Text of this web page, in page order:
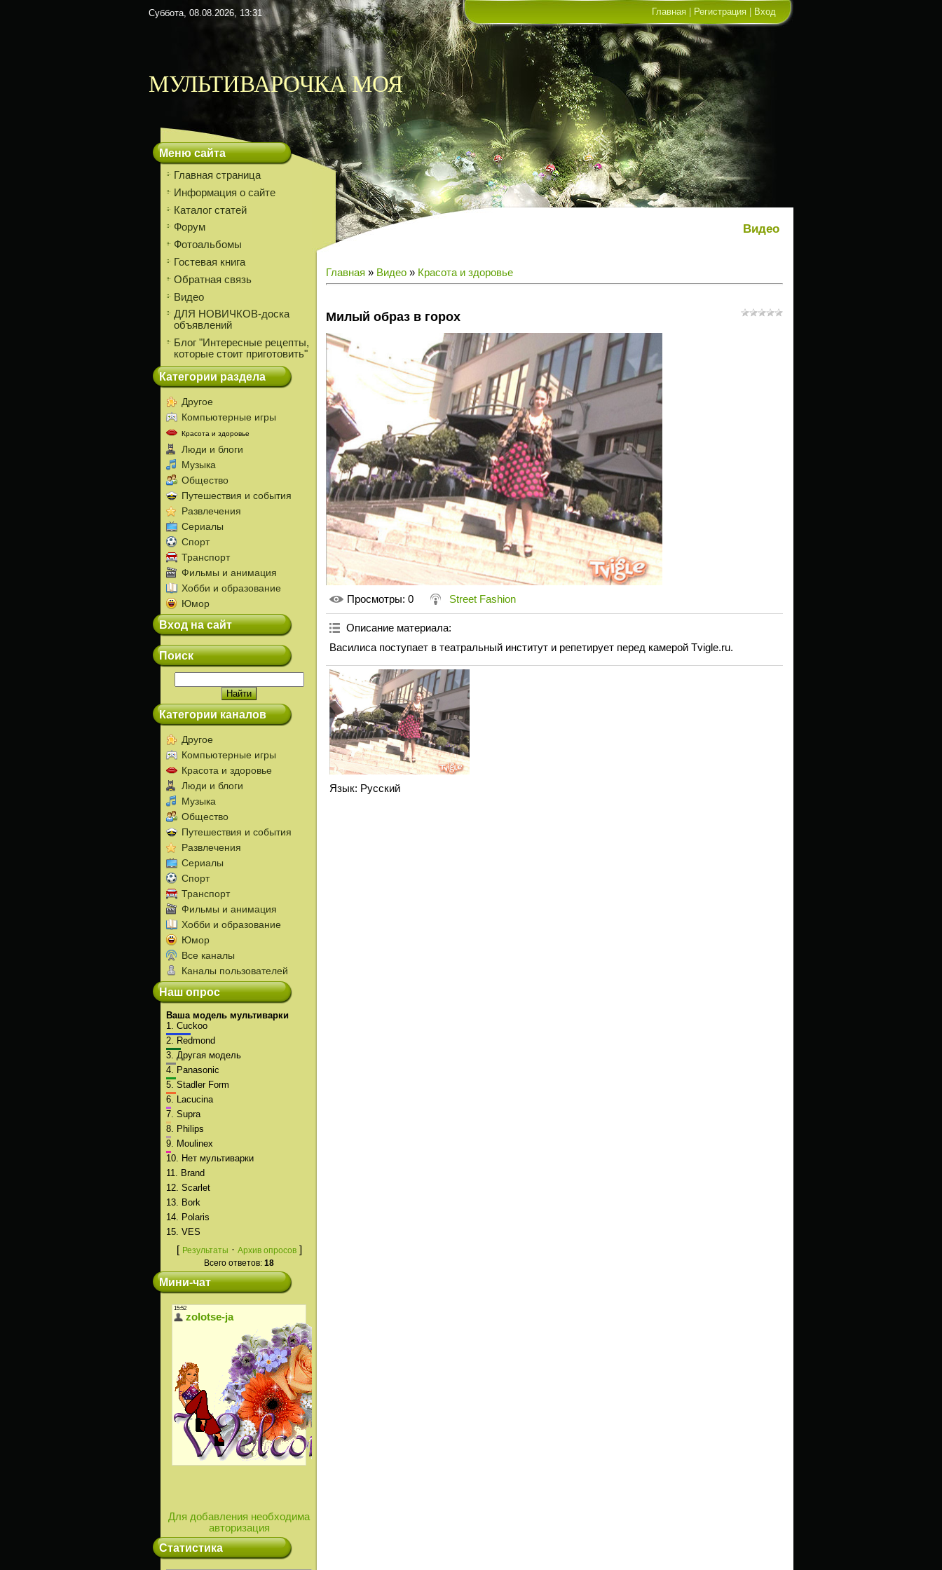
Суббота, 08.08.2026, 13:31 Главная Регистрация Вход
МУЛЬТИВАРОЧКА МОЯ
Меню сайта
Главная страница
Информация о сайте
Каталог статей
Форум
Фотоальбомы
Гостевая книга
Обратная связь
Видео
ДЛЯ НОВИЧКОВ-доска
объявлений
Блог "Интересные рецепты,
которые стоит приготовить"
Категории раздела
Другое
Компьютерные игры
Красота и здоровье
Люди и блоги
Музыка
Общество
Путешествия и события
Развлечения
Сериалы
Спорт
Транспорт
Фильмы и анимация
Хобби и образование
Юмор
Вход на сайт
Поиск
Категории каналов
Другое
Компьютерные игры
Красота и здоровье
Люди и блоги
Музыка
Общество
Путешествия и события
Развлечения
Сериалы
Спорт
Транспорт
Фильмы и анимация
Хобби и образование
Юмор
Все каналы
Каналы пользователей
Наш опрос
Ваша модель мультиварки
1. Cuckoo
2.
Redmond
3. Другая модель
4.
Panasonic
5. Stadler Form
6.
Lacucina
7. Supra
8.
Philips
9.
Moulinex
10.
Нет мультиварки
11.
Brand
12. Scarlet
13.
Bork
14.
Polaris
15. VES
[ Результаты · Архив опросов]
Всего ответов: 18
Мини-чат
Для добавления необходима
авторизация
Статистика
Видео
Главная » Видео » Красота и здоровье
Милый образ в горох
Просмотры: 0 Street Fashion
Описание материала:
Василиса поступает в театральный институт и репетирует перед камерой Tvigle.ru.
Язык: Русский